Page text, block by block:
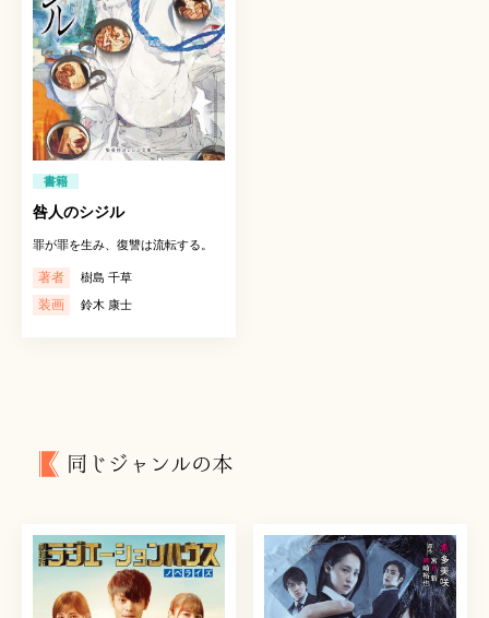
書籍
咎人のシジル
罪が罪を生み、復讐は流転する。
著者 樹島 千草
装画 鈴木 康士
同じジャンルの本